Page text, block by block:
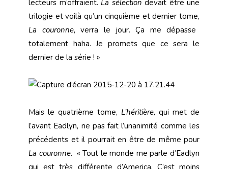
lecteurs m’offraient. La sélection devait être une
trilogie et voilà qu’un cinquième et dernier tome,
La couronne, verra le jour. Ça me dépasse
totalement haha. Je promets que ce sera le
dernier de la série ! »
Mais le quatrième tome, L’héritière, qui met de
l’avant Eadlyn, ne pas fait l’unanimité comme les
précédents et il pourrait en être de même pour
La couronne. « Tout le monde me parle d’Eadlyn
qui est très différente d’America. C’est moins